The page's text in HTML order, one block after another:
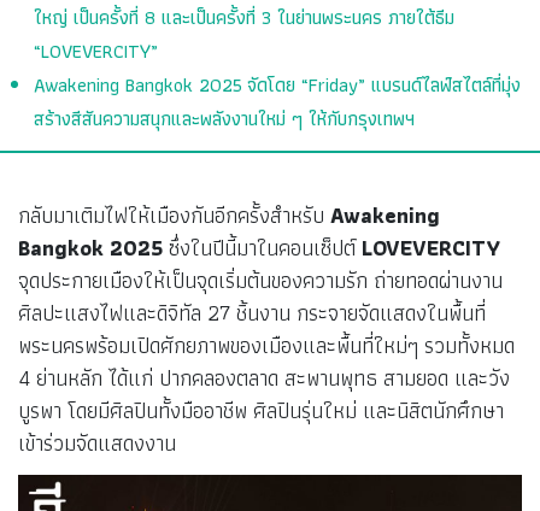
ใหญ่ เป็นครั้งที่ 8 และเป็นครั้งที่ 3 ในย่านพระนคร ภายใต้ธีม
“LOVEVERCITY”
Awakening Bangkok 2025 จัดโดย “Friday” แบรนด์ไลฟ์สไตล์ที่มุ่ง
สร้างสีสันความสนุกและพลังงานใหม่ ๆ ให้กับกรุงเทพฯ
กลับมาเติมไฟให้เมืองกันอีกครั้งสำหรับ Awakening
Bangkok 2025ซึ่งในปีนี้มาในคอนเซ็ปต์LOVEVERCITY
จุดประกายเมืองให้เป็นจุดเริ่มต้นของความรัก ถ่ายทอดผ่านงาน
ศิลปะแสงไฟและดิจิทัล 27 ชิ้นงาน กระจายจัดแสดงในพื้นที่
พระนครพร้อมเปิดศักยภาพของเมืองและพื้นที่ใหม่ๆ รวมทั้งหมด
4 ย่านหลัก ได้แก่ ปากคลองตลาด สะพานพุทธ สามยอด และวัง
บูรพา โดยมีศิลปินทั้งมืออาชีพ ศิลปินรุ่นใหม่ และนิสิตนักศึกษา
เข้าร่วมจัดแสดงงาน